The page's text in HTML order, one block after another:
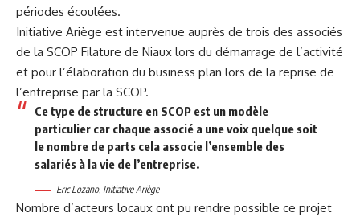
périodes écoulées.
Initiative Ariège est intervenue auprès de trois des associés
de la SCOP Filature de Niaux lors du démarrage de l’activité
et pour l’élaboration du business plan lors de la reprise de
l’entreprise par la SCOP.
Ce type de structure en SCOP est un modèle
particulier car chaque associé a une voix quelque soit
le nombre de parts cela associe l’ensemble des
salariés à la vie de l’entreprise.
Eric Lozano, Initiative Ariège
Nombre d’acteurs locaux ont pu rendre possible ce projet